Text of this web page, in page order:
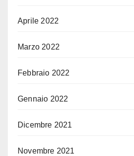
Aprile 2022
Marzo 2022
Febbraio 2022
Gennaio 2022
Dicembre 2021
Novembre 2021